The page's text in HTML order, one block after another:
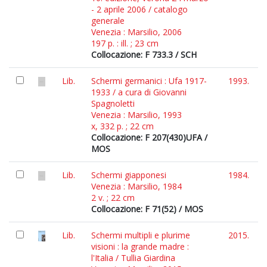
- 2 aprile 2006 / catalogo
generale
Venezia : Marsilio, 2006
197 p. : ill. ; 23 cm
Collocazione: F 733.3 / SCH
Lib.
Schermi germanici : Ufa 1917-
1933 / a cura di Giovanni
Spagnoletti
Venezia : Marsilio, 1993
x, 332 p. ; 22 cm
Collocazione: F 207(430)UFA /
MOS
1993.
Lib.
Schermi giapponesi
Venezia : Marsilio, 1984
2 v. ; 22 cm
Collocazione: F 71(52) / MOS
1984.
Lib.
Schermi multipli e plurime
visioni : la grande madre :
l'Italia / Tullia Giardina
2015.